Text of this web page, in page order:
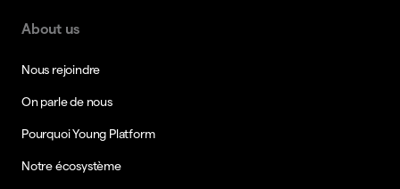
About us
Nous rejoindre
On parle de nous
Pourquoi Young Platform
Notre écosystème